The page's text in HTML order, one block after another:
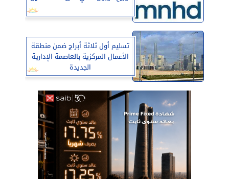
تسليم أول ثلاثة أبراج ضمن منطقة
الأعمال المركزية بالعاصمة الإدارية
الجديدة